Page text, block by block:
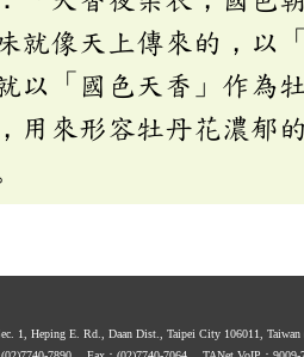
就像天上傳來的，以
「國色天香」作為牡
用來形容牡丹花濃郁
1, Heping E. Rd., Daan Dist., Taipei City 106011, Taiwan